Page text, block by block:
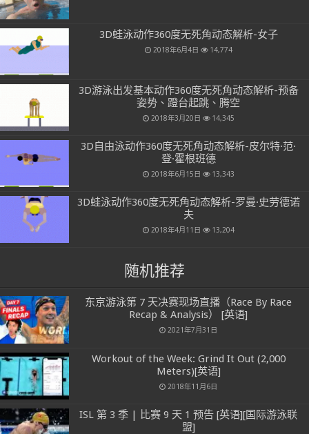
3D蛙泳动作360度无死角动态解析-女子
2018年6月4日 14,774
3D游泳出发基本动作360度无死角动态解析-预备
姿势、蹬台起跳、腾空
2018年3月20日 14,345
3D自由泳动作360度无死角动态解析-皮尔特·范·
登·霍根班德
2018年6月15日 13,343
3D蛙泳动作360度无死角动态解析-罗曼·史劳德诺
夫
2018年4月11日 13,204
随机推荐
东京游泳第 7 天决赛现场直播（Race By Race
Recap & Analysis） [英语]
2021年7月31日
Workout of the Week: Grind It Out (2,000
Meters)[英语]
2018年11月6日
ISL 第 3 季 | 比赛 9 天 1 预告 [英语][国际游泳联
盟]